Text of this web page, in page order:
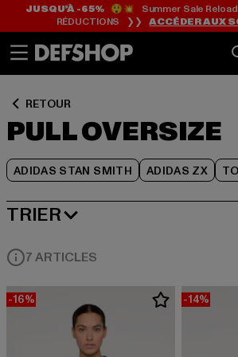
Passer
au
Passer
au
de
JUSQU’À -65%😲💥 Summer Sale
RÉDUCTIONS ❯❯ACCÉDER AUX
RETOUR
PULL OVERSIZE
ADIDAS STAN SMITH ADIDAS ZX
Passer
au
de
TRIER
MEILLEURES VENTES
7 ARTICLES
-16% -14%